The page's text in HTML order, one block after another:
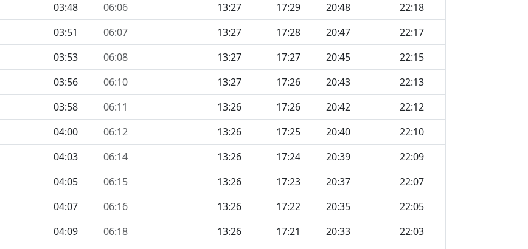
03:48 06:06 13:27 17:29 20:48
22:18
03:51 06:07 13:27 17:28 20:47
22:17
03:53 06:08 13:27 17:27 20:45
22:15
03:56 06:10 13:27 17:26 20:43
22:13
03:58 06:11 13:26 17:26 20:42
22:12
04:00 06:12 13:26 17:25 20:40
22:10
04:03 06:14 13:26 17:24 20:39
22:09
04:05 06:15 13:26 17:23 20:37
22:07
04:07 06:16 13:26 17:22 20:35
22:05
04:09 06:18 13:26 17:21 20:33
22:03